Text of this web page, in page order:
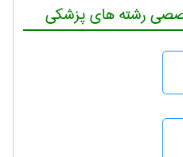
رشته های پزشکی